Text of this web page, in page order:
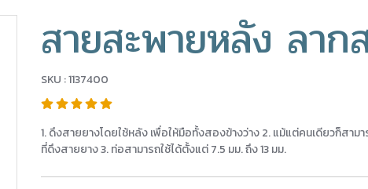
สายสะพายหลัง ลาก
SKU : 1137400
1. ดึงสายยางโดยใช้หลัง เพื่อให้มือทั้งสองข้างว่าง 2. แม้แต่คนเดียวก็สา
ที่ดึงสายยาง 3. ท่อสามารถใช้ได้ตั้งแต่ 7.5 มม. ถึง 13 มม.